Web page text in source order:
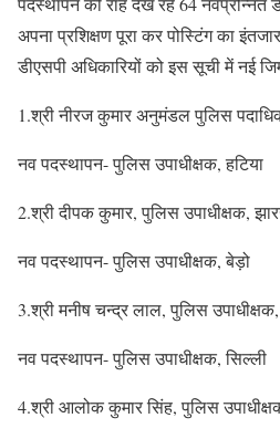
अपना प्रशिक्षण पूरा कर पोस्टिंग का
डीएसपी अधिकारियों को इस सूची में नई
1.श्री नीरज कुमार अनुमंडल पुलिस
नव पदस्थापन- पुलिस उपाधीक्षक, हटिया
2.श्री दीपक कुमार, पुलिस उपाधीक्षक,
नव पदस्थापन- पुलिस उपाधीक्षक, बेड़ो
3.श्री मनीष चन्द्र लाल, पुलिस
नव पदस्थापन- पुलिस उपाधीक्षक, सिल्ली
4.श्री आलोक कुमार सिंह, पुलिस